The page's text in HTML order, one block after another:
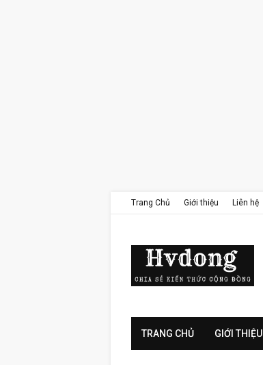
Trang Chủ Giới thiệu Liên hệ
TRANG CHỦ GIỚI THIỆU